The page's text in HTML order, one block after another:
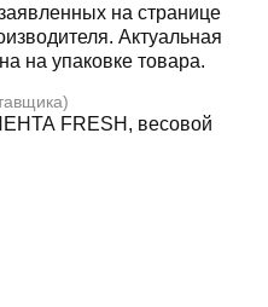
на странице
Актуальная
на упаковке товара.
FRESH, весовой